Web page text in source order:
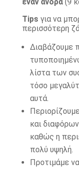
Tipsγια να
περισσότερη
Διαβάζουμε
λίστα των
τόσο
αυτά.
και
καθώς η
πολύ υψηλή.
Προτιμάμε